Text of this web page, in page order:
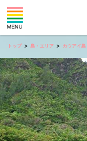
トップ 島・エリア カウアイ島